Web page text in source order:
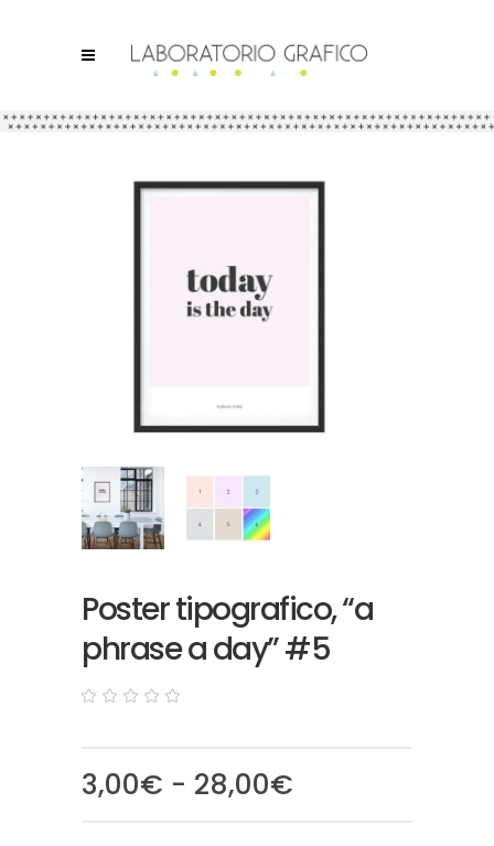
Poster tipografico, “a
phrase a day” #5
on
customer
3,00€ - 28,00€